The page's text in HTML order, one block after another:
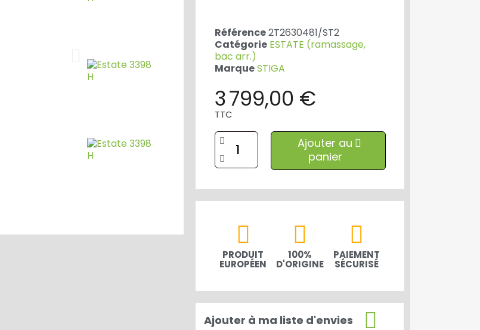
Référence2T2630481/ST2
Catégorie ESTATE (ramassage,
bac arr.)
MarqueSTIGA
3 799,00 €
TTC
Ajouter au
panier
PRODUIT
EUROPÉEN
100%
D'ORIGINE
PAIEMENT
SÉCURISÉ
Ajouter à ma liste d'envies